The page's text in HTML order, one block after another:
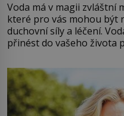
Voda má v magii zvláštní
které pro vás mohou být
duchovní síly a léčení.
přinést do vašeho života
můžete obohatit své
větší harmonii a klid. Je